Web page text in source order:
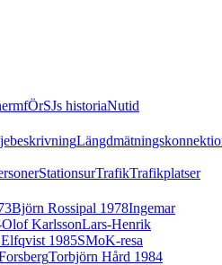
mfÖrSJs historiaNutid
StationsurTrafikTrafikplatser
Björn Rossipal 1978Ingemar
KarlssonLars-Henrik
1985SMoK-resa
Torbjörn Hård 1984